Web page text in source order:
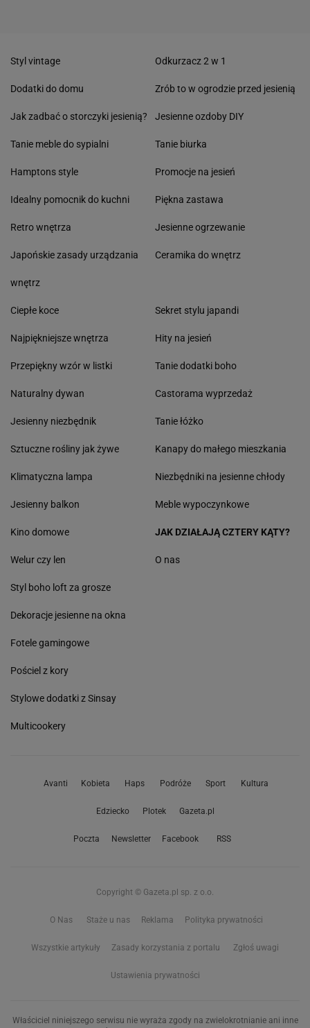
Styl vintage
Dodatki do domu
Jak zadbać o storczyki jesienią?
Tanie meble do sypialni
Hamptons style
Idealny pomocnik do kuchni
Retro wnętrza
Japońskie zasady urządzania
wnętrz
Odkurzacz 2 w 1
Zrób to w ogrodzie przed jesienią
Jesienne ozdoby DIY
Tanie biurka
Promocje na jesień
Piękna zastawa
Jesienne ogrzewanie
Ceramika do wnętrz
Ciepłe koce
Najpiękniejsze wnętrza
Przepiękny wzór w listki
Naturalny dywan
Jesienny niezbędnik
Sztuczne rośliny jak żywe
Klimatyczna lampa
Jesienny balkon
Sekret stylu japandi
Hity na jesień
Tanie dodatki boho
Castorama wyprzedaż
Tanie łóżko
Kanapy do małego mieszkania
Niezbędniki na jesienne chłody
Meble wypoczynkowe
Kino domowe
Welur czy len
Styl boho loft za grosze
Dekoracje jesienne na okna
Fotele gamingowe
Pościel z kory
Stylowe dodatki z Sinsay
Multicookery
JAK DZIAŁAJĄ CZTERY KĄTY?
O nas
Avanti Kobieta Haps Podróże Sport Kultura
Edziecko Plotek Gazeta.pl
Poczta Newsletter Facebook RSS
Copyright © Gazeta.pl sp. z o.o.
O Nas Staże u nas Reklama Polityka prywatności
Wszystkie artykuły Zasady korzystania z portalu Zgłoś uwagi
Ustawienia prywatności
Właściciel niniejszego serwisu nie wyraża zgody na zwielokrotnianie ani inne